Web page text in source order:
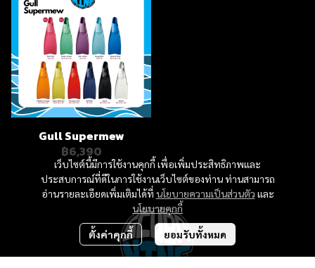
Gull Supermew
฿6,390
เว็บไซต์นี้มีการใช้งานคุกกี้ เพื่อเพิ่มประสิทธิภาพและ
ประสบการณ์ที่ดีในการใช้งานเว็บไซต์ของท่าน ท่านสามารถ
อ่านรายละเอียดเพิ่มเติมได้ที่ นโยบายความเป็นส่วนตัว และ
นโยบายคุกกี้
ตั้งค่าคุกกี้ ยอมรับทั้งหมด